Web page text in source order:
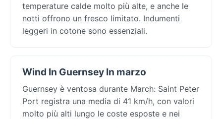
temperature calde molto più alte, e anche le
notti offrono un fresco limitato. Indumenti
leggeri in cotone sono essenziali.
Wind In Guernsey In marzo
Guernsey è ventosa durante March: Saint Peter
Port registra una media di 41 km/h, con valori
molto più alti lungo le coste esposte e nei